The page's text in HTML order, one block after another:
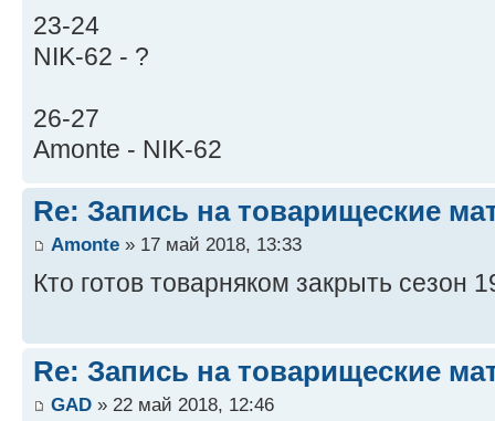
23-24
NIK-62 - ?
26-27
Amonte - NIK-62
Re: Запись на товарищеские
Amonte » 17 май 2018, 13:33
Кто готов товарняком закрыть сезон
Re: Запись на товарищеские
GAD » 22 май 2018, 12:46